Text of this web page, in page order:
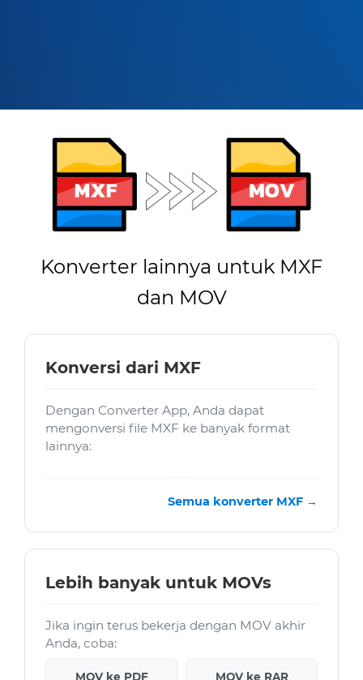
Konverter lainnya untuk MXF
dan MOV
Konversi dari MXF
Dengan Converter App, Anda dapat
mengonversi file MXF ke banyak format
lainnya:
Semua konverter MXF →
Lebih banyak untuk MOVs
Jika ingin terus bekerja dengan MOV akhir
Anda, coba:
MOV ke PDF MOV ke RAR